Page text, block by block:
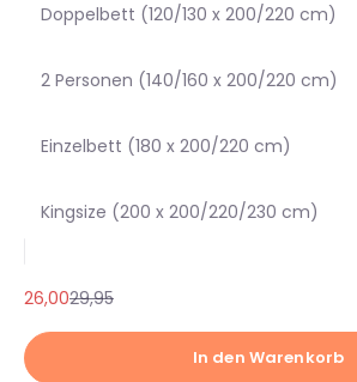
Doppelbett (120/130 x 200/220 cm)
2 Personen (140/160 x 200/220 cm)
Einzelbett (180 x 200/220 cm)
Kingsize (200 x 200/220/230 cm)
Angebot
26,00Regulärer Preis
29,95
In den Warenkorb